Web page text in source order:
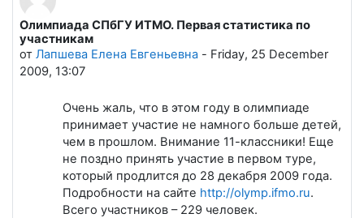
Олимпиада СПбГУ ИТМО. Первая статистика по
участникам
от Лапшева Елена Евгеньевна - Friday, 25 December
2009, 13:07
Количество ответов: 0
Очень жаль, что в этом году в олимпиаде
принимает участие не намного больше детей,
чем в прошлом. Внимание 11-классники! Еще
не поздно принять участие в первом туре,
который продлится до 28 декабря 2009 года.
Подробности на сайте http://olymp.ifmo.ru.
Всего участников – 229 человек.